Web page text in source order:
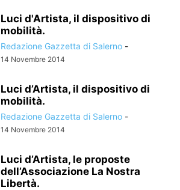
Luci d'Artista, il dispositivo di
mobilità.
Redazione Gazzetta di Salerno -
14 Novembre 2014
Luci d’Artista, il dispositivo di
mobilità.
Redazione Gazzetta di Salerno -
14 Novembre 2014
Luci d’Artista, le proposte
dell’Associazione La Nostra
Libertà.